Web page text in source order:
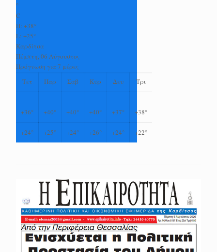
°
C
H: +38°
L: +25°
Καρδίτσα
Πέμπτη, 06 Αύγουστος
Πρόγνωση για 7 μέρες
Τετ
Παρ Σαβ Κυρ Δευ Τρι
+36° +40° +40° +40° +37° +38°
+24° +25° +24° +26° +24° +22°